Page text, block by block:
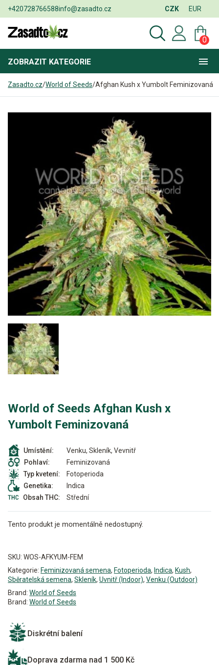
+420728766588info@zasadto.cz CZK EUR
0
ZOBRAZIT KATEGORIE
Zasadto.cz/World of Seeds/Afghan Kush x Yumbolt Feminizovaná
World of Seeds Afghan Kush x
Yumbolt Feminizovaná
Umístění:
Venku, Skleník, Vevnitř
Pohlaví:
Feminizovaná
Typ kvetení:
Fotoperioda
Genetika:
Indica
Obsah THC:
Střední
Tento produkt je momentálně nedostupný.
SKU: WOS-AFKYUM-FEM
Kategorie: Feminizovaná semena, Fotoperioda, Indica, Kush,
Sběratelská semena, Skleník, Uvnitř (Indoor), Venku (Outdoor)
Brand: World of Seeds
Brand: World of Seeds
Diskrétní balení
Doprava zdarma nad 1 500 Kč